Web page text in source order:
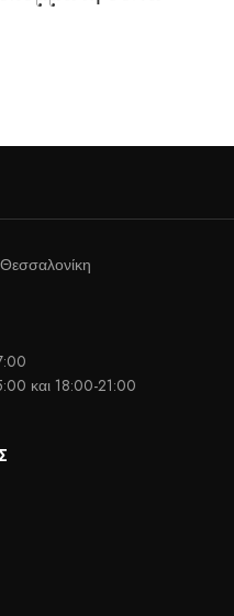
και 18:00-21:00